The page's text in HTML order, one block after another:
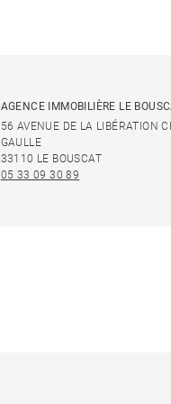
AGENCE IMMOBILIÈRE LE
56 AVENUE DE LA LIBÉRATION
GAULLE
33110 LE BOUSCAT
05 33 09 30 89